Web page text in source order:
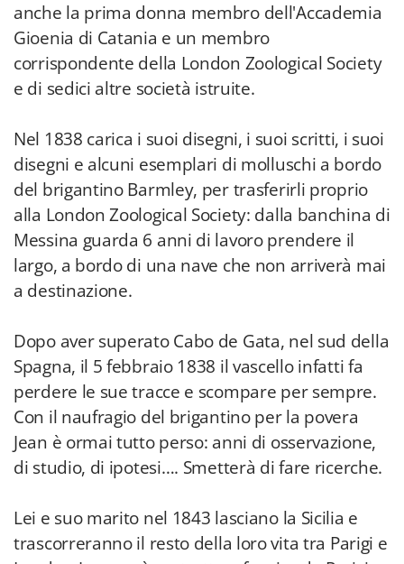
anche la prima donna membro dell'Accademia
Gioenia di Catania e un membro
corrispondente della London Zoological Society
e di sedici altre società istruite.
Nel 1838 carica i suoi disegni, i suoi scritti, i suoi
disegni e alcuni esemplari di molluschi a bordo
del brigantino Barmley, per trasferirli proprio
alla London Zoological Society: dalla banchina di
Messina guarda 6 anni di lavoro prendere il
largo, a bordo di una nave che non arriverà mai
a destinazione.
Dopo aver superato Cabo de Gata, nel sud della
Spagna, il 5 febbraio 1838 il vascello infatti fa
perdere le sue tracce e scompare per sempre.
Con il naufragio del brigantino per la povera
Jean è ormai tutto perso: anni di osservazione,
di studio, di ipotesi…. Smetterà di fare ricerche.
Lei e suo marito nel 1843 lasciano la Sicilia e
trascorreranno il resto della loro vita tra Parigi e